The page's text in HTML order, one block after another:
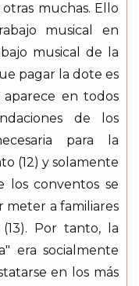
otras muchas. Ello
musical en
musical de la
pagar la dote es
en todos
de los
para la
(12) y solamente
los conventos se
meter a familiares
Por tanto, la
era socialmente
en los más